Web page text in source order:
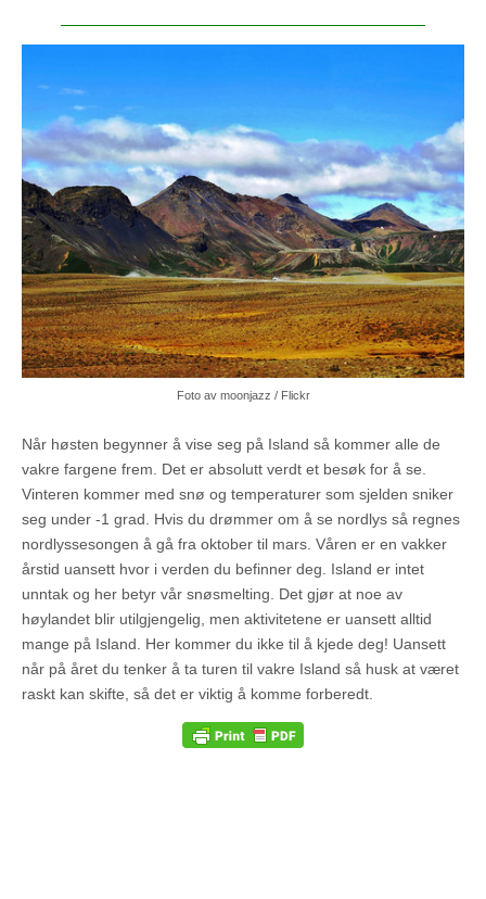
Foto av moonjazz / Flickr
Når høsten begynner å vise seg på Island så kommer alle de
vakre fargene frem. Det er absolutt verdt et besøk for å se.
Vinteren kommer med snø og temperaturer som sjelden sniker
seg under -1 grad. Hvis du drømmer om å se nordlys så regnes
nordlyssesongen å gå fra oktober til mars. Våren er en vakker
årstid uansett hvor i verden du befinner deg. Island er intet
unntak og her betyr vår snøsmelting. Det gjør at noe av
høylandet blir utilgjengelig, men aktivitetene er uansett alltid
mange på Island. Her kommer du ikke til å kjede deg! Uansett
når på året du tenker å ta turen til vakre Island så husk at været
raskt kan skifte, så det er viktig å komme forberedt.